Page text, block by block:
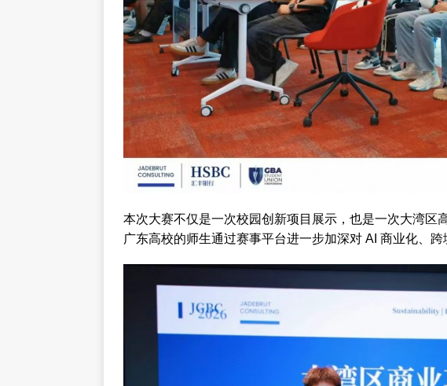
本次大赛不仅是一次校园创新项目展示，也是一次大湾区
广东高校的师生通过赛事平台进一步加深对 AI 商业化、跨